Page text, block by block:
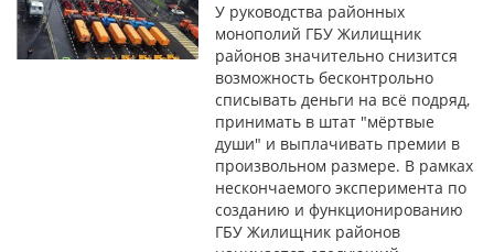
У руководства районных
монополий ГБУ Жилищник
районов значительно снизится
возможность бесконтрольно
списывать деньги на всё подряд,
принимать в штат "мёртвые
души" и выплачивать премии в
произвольном размере. В рамках
нескончаемого эксперимента по
созданию и функционированию
ГБУ Жилищник районов